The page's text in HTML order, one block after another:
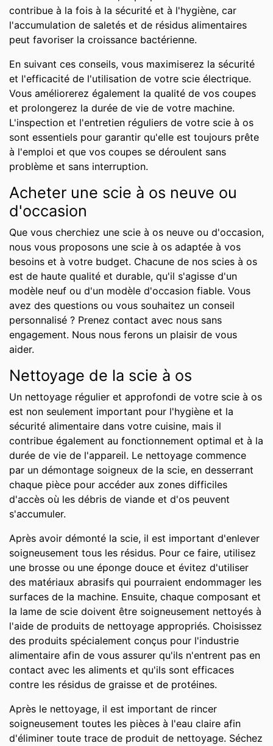
contribue à la fois à la sécurité et à l'hygiène, car
l'accumulation de saletés et de résidus alimentaires
peut favoriser la croissance bactérienne.
En suivant ces conseils, vous maximiserez la sécurité
et l'efficacité de l'utilisation de votre scie électrique.
Vous améliorerez également la qualité de vos coupes
et prolongerez la durée de vie de votre machine.
L'inspection et l'entretien réguliers de votre scie à os
sont essentiels pour garantir qu'elle est toujours prête
à l'emploi et que vos coupes se déroulent sans
problème et sans interruption.
Acheter une scie à os neuve ou
d'occasion
Que vous cherchiez une scie à os neuve ou d'occasion,
nous vous proposons une scie à os adaptée à vos
besoins et à votre budget. Chacune de nos scies à os
est de haute qualité et durable, qu'il s'agisse d'un
modèle neuf ou d'un modèle d'occasion fiable. Vous
avez des questions ou vous souhaitez un conseil
personnalisé ? Prenez contact avec nous sans
engagement. Nous nous ferons un plaisir de vous
aider.
Nettoyage de la scie à os
Un nettoyage régulier et approfondi de votre scie à os
est non seulement important pour l'hygiène et la
sécurité alimentaire dans votre cuisine, mais il
contribue également au fonctionnement optimal et à la
durée de vie de l'appareil. Le nettoyage commence
par un démontage soigneux de la scie, en desserrant
chaque pièce pour accéder aux zones difficiles
d'accès où les débris de viande et d'os peuvent
s'accumuler.
Après avoir démonté la scie, il est important d'enlever
soigneusement tous les résidus. Pour ce faire, utilisez
une brosse ou une éponge douce et évitez d'utiliser
des matériaux abrasifs qui pourraient endommager les
surfaces de la machine. Ensuite, chaque composant et
la lame de scie doivent être soigneusement nettoyés à
l'aide de produits de nettoyage appropriés. Choisissez
des produits spécialement conçus pour l'industrie
alimentaire afin de vous assurer qu'ils n'entrent pas en
contact avec les aliments et qu'ils sont efficaces
contre les résidus de graisse et de protéines.
Après le nettoyage, il est important de rincer
soigneusement toutes les pièces à l'eau claire afin
d'éliminer toute trace de produit de nettoyage. Séchez